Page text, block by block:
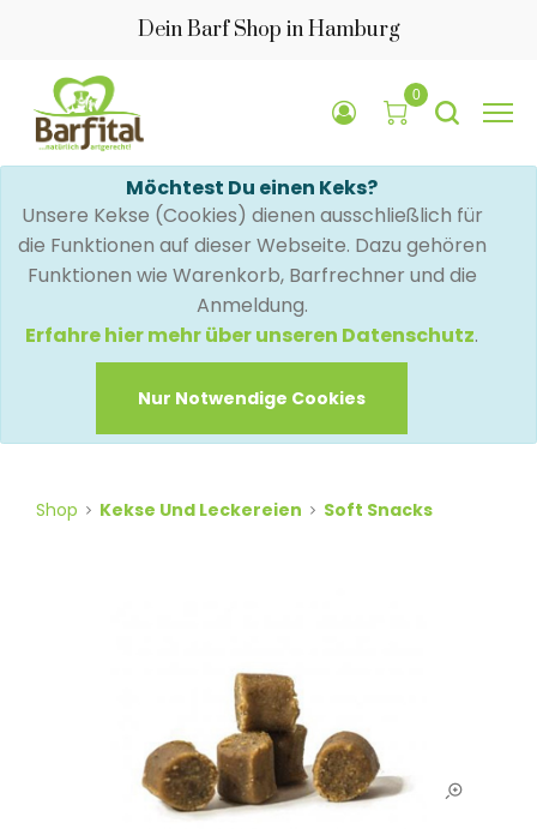
Dein Barf Shop in Hamburg
0
Möchtest Du einen Keks?
Unsere Kekse (Cookies) dienen ausschließlich für
die Funktionen auf dieser Webseite. Dazu gehören
Funktionen wie Warenkorb, Barfrechner und die
Anmeldung.
Erfahre hier mehr über unseren Datenschutz.
Nur Notwendige Cookies
Shop Kekse Und Leckereien Soft Snacks